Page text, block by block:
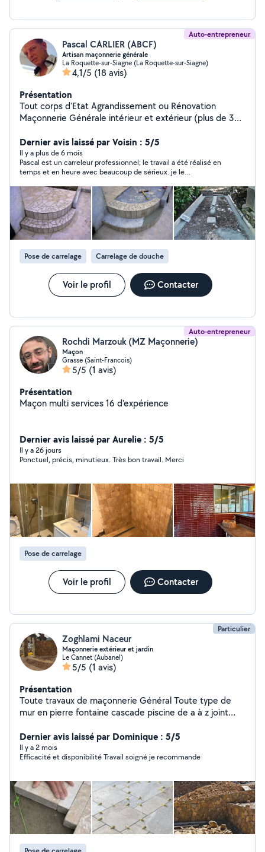
Auto-entrepreneur
Pascal CARLIER (ABCF)
Artisan maçonnerie générale
La Roquette-sur-Siagne (La Roquette-sur-Siagne)
4,1/5 (18 avis)
Présentation
Tout corps d'Etat Agrandissement ou Rénovation
Maçonnerie Générale intérieur et extérieur (plus de 30
Dernier avis laissé par Voisin : 5/5
Il y a plus de 6 mois
Pascal est un carreleur professionnel; le travail a été réalisé en
temps et en heure avec beaucoup de sérieux. je le
Pose de carrelage Carrelage de douche
Voir le profil Contacter
Auto-entrepreneur
Rochdi Marzouk (MZ Maçonnerie)
Maçon
Grasse (Saint-Francois)
5/5 (1 avis)
Présentation
Maçon multi services 16 d'expérience
Dernier avis laissé par Aurelie : 5/5
Il y a 26 jours
Ponctuel, précis, minutieux. Très bon travail. Merci
Pose de carrelage
Voir le profil Contacter
Particulier
Zoghlami Naceur
Maçonnerie extérieur et jardin
Le Cannet (Aubanel)
5/5 (1 avis)
Présentation
Toute travaux de maçonnerie Général Toute type de
mur en pierre fontaine cascade piscine de a à z joint
mur en parpaing dallage et création et rénovation et
entretien de jardin arrosage automatique robot
tondeuse gazon clouture griage et clouture électrique
Dernier avis laissé par Dominique : 5/5
Il y a 2 mois
Efficacité et disponibilité Travail soigné je recommande